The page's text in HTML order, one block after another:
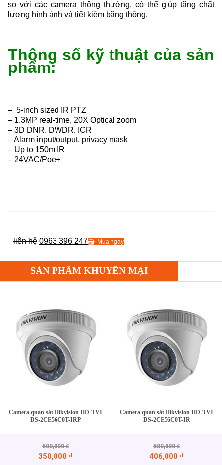
so với các camera thông thường, có thể giúp tăng chất
lượng hình ảnh và tiết kiệm băng thông.
Thông số kỹ thuật của sản
phẩm:
– 5-inch sized IR PTZ
– 1.3MP real-time, 20X Optical zoom
– 3D DNR, DWDR, ICR
– Alarm input/output, privacy mask
– Up to 150m IR
– 24VAC/Poe+
liên hệ 0963 396 247 Mua ngay
SẢN PHẨM KHUYẾN MẠI
Camera quan sát Hikvision HD-TVI
DS-2CE56C0T-IRP
500,000₫
350,000 ₫
Camera quan sát Hikvision HD-TVI
DS-2CE56C0T-IR
580,000₫
406,000 ₫